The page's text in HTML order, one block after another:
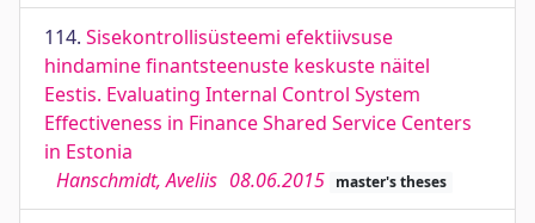
114. Sisekontrollisüsteemi efektiivsuse
hindamine finantsteenuste keskuste näitel
Eestis. Evaluating Internal Control System
Effectiveness in Finance Shared Service Centers
in Estonia
Hanschmidt, Aveliis 08.06.2015 master's theses